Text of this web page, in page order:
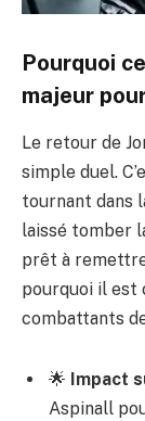
Pourquoi
majeur
Le retour de
simple duel.
tournant dans
laissé tomber
prêt à
pourquoi il est
combattants
🌟 Impact
Aspinall